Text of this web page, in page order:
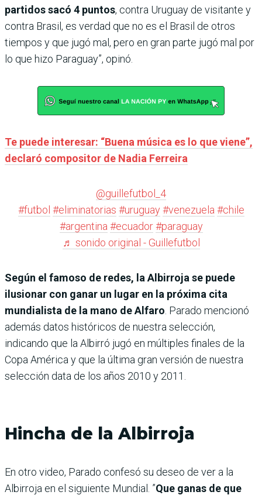
partidos sacó 4 puntos, contra Uruguay de visitante y
contra Brasil, es verdad que no es el Brasil de otros
tiempos y que jugó mal, pero en gran parte jugó mal por
lo que hizo Paraguay”, opinó.
Te puede interesar: “Buena música es lo que viene”,
declaró compositor de Nadia Ferreira
@guillefutbol_4
#futbol #eliminatorias #uruguay #venezuela #chile
#argentina #ecuador #paraguay
♬ sonido original - Guillefutbol
Según el famoso de redes, la Albirroja se puede
ilusionar con ganar un lugar en la próxima cita
mundialista de la mano de Alfaro . Parado mencionó
además datos históricos de nuestra selección,
indicando que la Albirró jugó en múltiples finales de la
Copa América y que la última gran versión de nuestra
selección data de los años 2010 y 2011.
Hincha de la Albirroja
En otro video, Parado confesó su deseo de ver a la
Albirroja en el siguiente Mundial. ”Que ganas de que